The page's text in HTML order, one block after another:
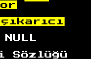
NULL
Sözlüğü